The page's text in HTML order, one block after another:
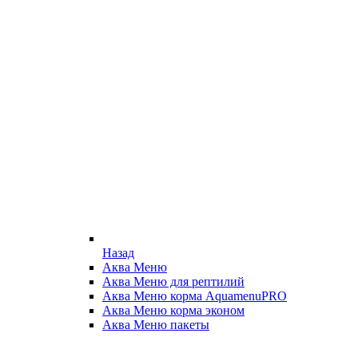
Назад
Аква Меню
Аква Меню для рептилий
Аква Меню корма AquamenuPRO
Аква Меню корма эконом
Аква Меню пакеты